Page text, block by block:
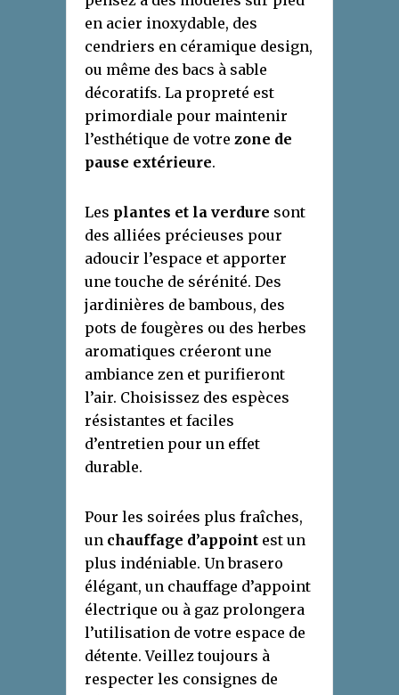
en acier inoxydable, des
cendriers en céramique design,
ou même des bacs à sable
décoratifs. La propreté est
primordiale pour maintenir
l’esthétique de votre zone de
pause extérieure.
Les plantes et la verdure sont
des alliées précieuses pour
adoucir l’espace et apporter
une touche de sérénité. Des
jardinières de bambous, des
pots de fougères ou des herbes
aromatiques créeront une
ambiance zen et purifieront
l’air. Choisissez des espèces
résistantes et faciles
d’entretien pour un effet
durable.
Pour les soirées plus fraîches,
un chauffage d’appoint est un
plus indéniable. Un brasero
élégant, un chauffage d’appoint
électrique ou à gaz prolongera
l’utilisation de votre espace de
détente. Veillez toujours à
respecter les consignes de